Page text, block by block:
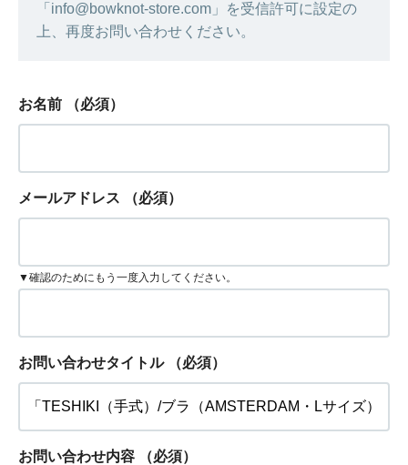
「info@bowknot-store.com」を受信許可に設定の
上、再度お問い合わせください。
お名前 （必須）
メールアドレス （必須）
▼確認のためにもう一度入力してください。
お問い合わせタイトル （必須）
お問い合わせ内容 （必須）